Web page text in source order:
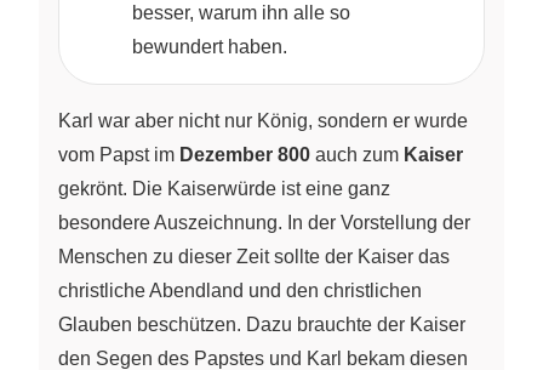
besser, warum ihn alle so
bewundert haben.
Karl war aber nicht nur König, sondern er wurde
vom Papst im Dezember 800 auch zum Kaiser
gekrönt. Die Kaiserwürde ist eine ganz
besondere Auszeichnung. In der Vorstellung der
Menschen zu dieser Zeit sollte der Kaiser das
christliche Abendland und den christlichen
Glauben beschützen. Dazu brauchte der Kaiser
den Segen des Papstes und Karl bekam diesen